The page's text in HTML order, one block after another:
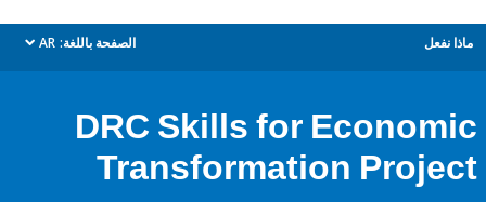
الصفحة باللغة: AR
dropdown
DRC Skills for
Transformation